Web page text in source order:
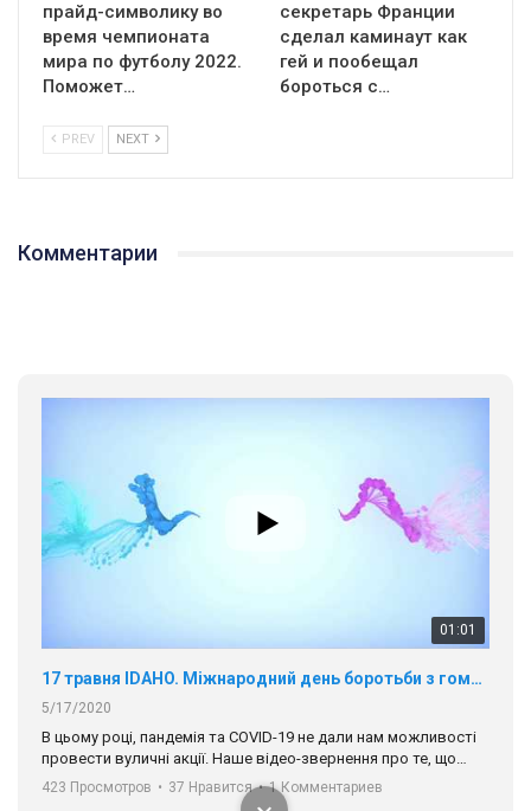
прайд-символику во
время чемпионата
мира по футболу 2022.
Поможет…
секретарь Франции
сделал каминаут как
гей и пообещал
бороться с…
PREV NEXT
Комментарии
01:01
17 травня IDAHO. Міжнародний день боротьби з гомофобією трансфобією і біфобія.
5/17/2020
В цьому році, пандемія та COVІD-19 не дали нам можливості
провести вуличні акції. Наше відео-звернення про те, що
навіть коли ми у різних містах та не можемо зустрінеться, ми
разом. Ми закликаємо всіх хто поділяє цінності рівності та
423 Просмотров • 37 Нравится • 1 Комментариев